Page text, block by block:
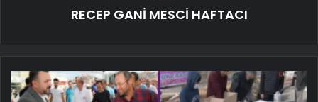
RECEP GANİ MESCİ HAFTACI